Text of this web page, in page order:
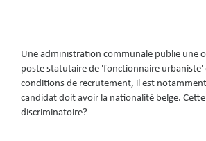
Une administration communale publie une
poste statutaire de 'fonctionnaire urbaniste'
conditions de recrutement, il est
candidat doit avoir la nationalité belge.
discriminatoire?